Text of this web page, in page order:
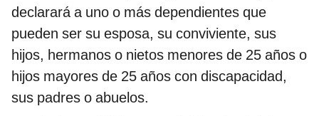
declarará a uno o más dependientes que
pueden ser su esposa, su conviviente, sus
hijos, hermanos o nietos menores de 25 años o
hijos mayores de 25 años con discapacidad,
sus padres o abuelos.